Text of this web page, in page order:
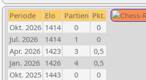
Periode Elo Partien Pkt.
Okt. 2026 1414 0
0
Jul. 2026
1414 1
0
Apr. 2026 1423 3
0,5
Jan. 2026 1426 4
0,5
Okt. 2025 1443 0
0